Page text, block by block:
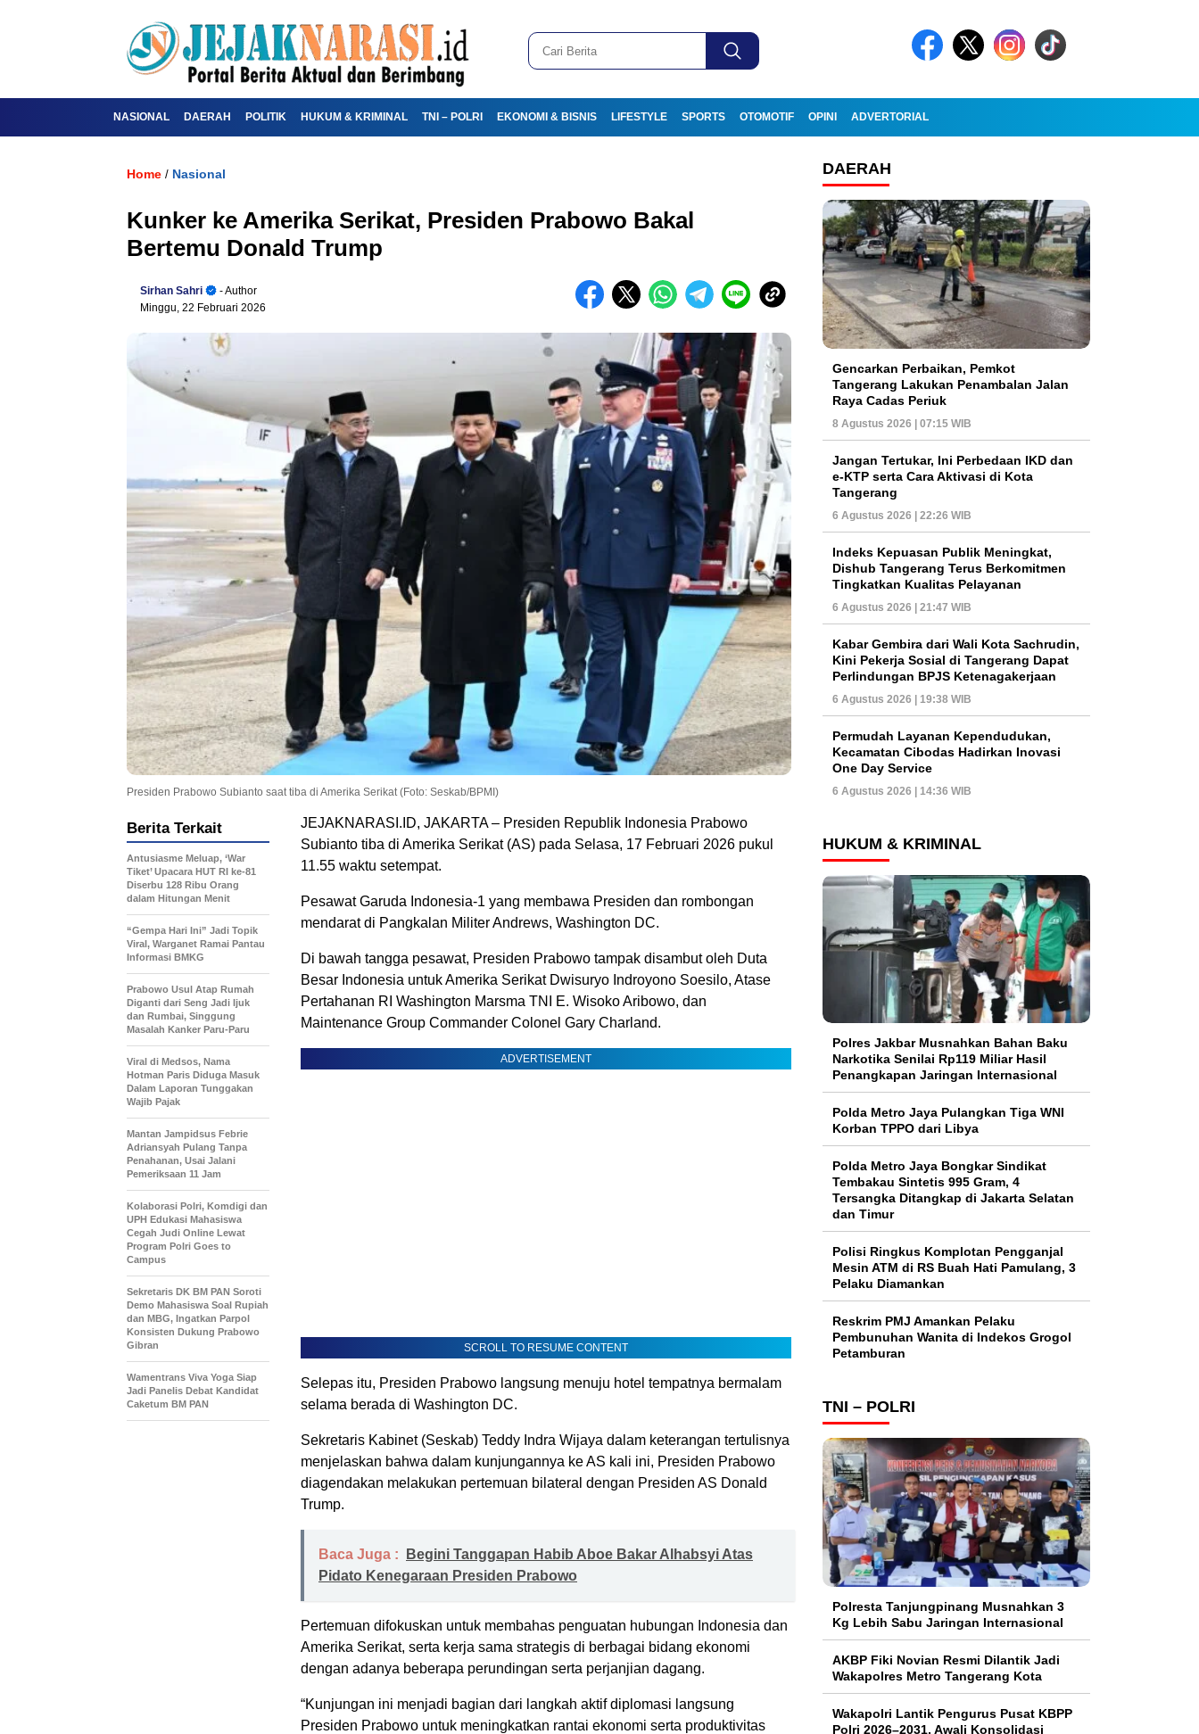
NASIONAL DAERAH POLITIK HUKUM & KRIMINAL TNI – POLRI EKONOMI & BISNIS LIFESTYLE SPORTS OTOMOTIF OPINI ADVERTORIAL
Home / Nasional
Kunker ke Amerika Serikat, Presiden Prabowo Bakal
Bertemu Donald Trump
Sirhan Sahri
- Author
Minggu, 22 Februari 2026
Presiden Prabowo Subianto saat tiba di Amerika Serikat (Foto: Seskab/BPMI)
JEJAKNARASI.ID, JAKARTA – Presiden Republik Indonesia Prabowo
Subianto tiba di Amerika Serikat (AS) pada Selasa, 17 Februari 2026 pukul
11.55 waktu setempat.
Pesawat Garuda Indonesia-1 yang membawa Presiden dan rombongan
mendarat di Pangkalan Militer Andrews, Washington DC.
Di bawah tangga pesawat, Presiden Prabowo tampak disambut oleh Duta
Besar Indonesia untuk Amerika Serikat Dwisuryo Indroyono Soesilo, Atase
Pertahanan RI Washington Marsma TNI E. Wisoko Aribowo, dan
Maintenance Group Commander Colonel Gary Charland.
ADVERTISEMENT
SCROLL TO RESUME CONTENT
Selepas itu, Presiden Prabowo langsung menuju hotel tempatnya bermalam
selama berada di Washington DC.
Sekretaris Kabinet (Seskab) Teddy Indra Wijaya dalam keterangan tertulisnya
menjelaskan bahwa dalam kunjungannya ke AS kali ini, Presiden Prabowo
diagendakan melakukan pertemuan bilateral dengan Presiden AS Donald
Trump.
Baca Juga :
Begini Tanggapan Habib Aboe Bakar Alhabsyi Atas
Pidato Kenegaraan Presiden Prabowo
Pertemuan difokuskan untuk membahas penguatan hubungan Indonesia dan
Amerika Serikat, serta kerja sama strategis di berbagai bidang ekonomi
dengan adanya beberapa perundingan serta perjanjian dagang.
“Kunjungan ini menjadi bagian dari langkah aktif diplomasi langsung
Presiden Prabowo untuk meningkatkan rantai ekonomi serta produktivitas
Berita Terkait
Antusiasme Meluap, ‘War
Tiket’ Upacara HUT RI ke-81
Diserbu 128 Ribu Orang
dalam Hitungan Menit
“Gempa Hari Ini” Jadi Topik
Viral, Warganet Ramai Pantau
Informasi BMKG
Prabowo Usul Atap Rumah
Diganti dari Seng Jadi Ijuk
dan Rumbai, Singgung
Masalah Kanker Paru-Paru
Viral di Medsos, Nama
Hotman Paris Diduga Masuk
Dalam Laporan Tunggakan
Wajib Pajak
Mantan Jampidsus Febrie
Adriansyah Pulang Tanpa
Penahanan, Usai Jalani
Pemeriksaan 11 Jam
Kolaborasi Polri, Komdigi dan
UPH Edukasi Mahasiswa
Cegah Judi Online Lewat
Program Polri Goes to
Campus
Sekretaris DK BM PAN Soroti
Demo Mahasiswa Soal Rupiah
dan MBG, Ingatkan Parpol
Konsisten Dukung Prabowo
Gibran
Wamentrans Viva Yoga Siap
Jadi Panelis Debat Kandidat
Caketum BM PAN
DAERAH
Gencarkan Perbaikan, Pemkot
Tangerang Lakukan Penambalan Jalan
Raya Cadas Periuk
8 Agustus 2026 | 07:15 WIB
Jangan Tertukar, Ini Perbedaan IKD dan
e-KTP serta Cara Aktivasi di Kota
Tangerang
6 Agustus 2026 | 22:26 WIB
Indeks Kepuasan Publik Meningkat,
Dishub Tangerang Terus Berkomitmen
Tingkatkan Kualitas Pelayanan
6 Agustus 2026 | 21:47 WIB
Kabar Gembira dari Wali Kota Sachrudin,
Kini Pekerja Sosial di Tangerang Dapat
Perlindungan BPJS Ketenagakerjaan
6 Agustus 2026 | 19:38 WIB
Permudah Layanan Kependudukan,
Kecamatan Cibodas Hadirkan Inovasi
One Day Service
6 Agustus 2026 | 14:36 WIB
HUKUM & KRIMINAL
Polres Jakbar Musnahkan Bahan Baku
Narkotika Senilai Rp119 Miliar Hasil
Penangkapan Jaringan Internasional
Polda Metro Jaya Pulangkan Tiga WNI
Korban TPPO dari Libya
Polda Metro Jaya Bongkar Sindikat
Tembakau Sintetis 995 Gram, 4
Tersangka Ditangkap di Jakarta Selatan
dan Timur
Polisi Ringkus Komplotan Pengganjal
Mesin ATM di RS Buah Hati Pamulang, 3
Pelaku Diamankan
Reskrim PMJ Amankan Pelaku
Pembunuhan Wanita di Indekos Grogol
Petamburan
TNI – POLRI
Polresta Tanjungpinang Musnahkan 3
Kg Lebih Sabu Jaringan Internasional
AKBP Fiki Novian Resmi Dilantik Jadi
Wakapolres Metro Tangerang Kota
Wakapolri Lantik Pengurus Pusat KBPP
Polri 2026–2031, Awali Konsolidasi